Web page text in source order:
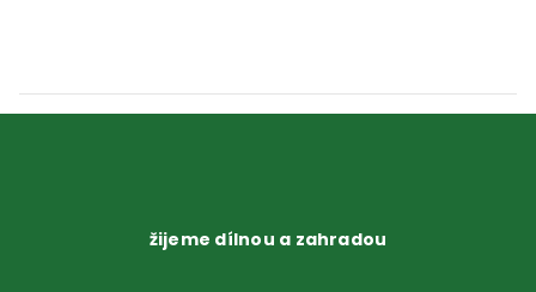
žijeme dílnou a zahradou